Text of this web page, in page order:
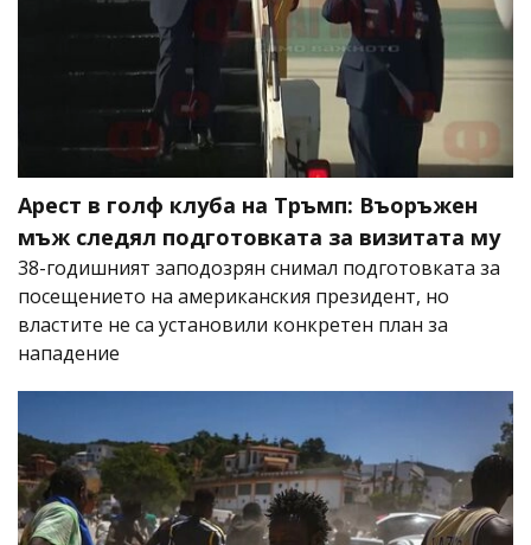
Арест в голф клуба на Тръмп: Въоръжен
мъж следял подготовката за визитата му
38-годишният заподозрян снимал подготовката за
посещението на американския президент, но
властите не са установили конкретен план за
нападение